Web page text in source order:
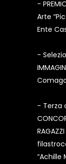
-
Arte
Ente
-
- Terza
“Achille